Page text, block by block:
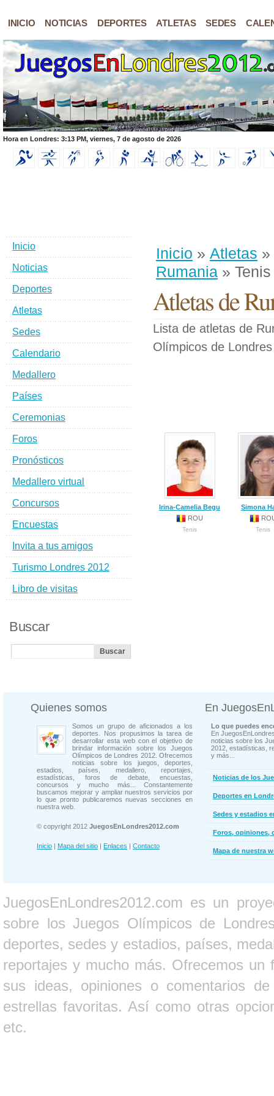
INICIO NOTICIAS DEPORTES ATLETAS SEDES
Hora en Londres: 3:13 PM, viernes, 7 de agosto de 2026
Inicio » Atletas »
Rumania » Tenis
Atletas de
Lista de atletas de
Olímpicos de
Irina-Camelia Begu
ROU
Tenis
Simona
Tenis
Inicio
Noticias
Deportes
Atletas
Sedes
Calendario
Medallero
Países
Ceremonias
Foros
Pronósticos
Medallero virtual
Concursos
Encuestas
Invita a tus amigos
Turismo Londres 2012
Libro de visitas
Buscar
Quienes somos
Somos un grupo de aficionados a los
deportes. Nos propusimos la tarea de
desarrollar esta web con el objetivo de
brindar información sobre los Juegos
Olímpicos de Londres 2012. Ofrecemos
noticias sobre los juegos, deportes,
estadios, países, medallero, reportajes,
estadísticas, foros de debate, encuestas,
concursos y mucho más... Constantemente
buscamos mejorar y ampliar nuestros servicios por
lo que pronto publicaremos nuevas secciones en
nuestra web.
© copyright 2012 JuegosEnLondres2012.com
Inicio | Mapa del sitio | Enlaces | Contacto
En
Lo que puedes
En
noticias sobre los
2012, estadísticas,
y más...
Noticias de los
Deportes en
Sedes y estadios
Foros, opiniones,
Mapa de nuestra
JuegosEnLondres2012.com es un
sobre los Juegos Olímpicos de
deportes, sedes y estadios, países,
reportajes y mucho más. Ofrecemos un
sus ideas, opiniones o comentarios
estrellas favoritas. Así como otras
etc.